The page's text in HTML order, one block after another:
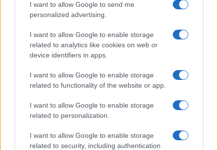
I want to allow Google to send me
personalized advertising.
I want to allow Google to enable storage
related to analytics like cookies on web or
device identifiers in apps.
I want to allow Google to enable storage
related to functionality of the website or app.
I want to allow Google to enable storage
related to personalization.
I want to allow Google to enable storage
related to security, including authentication
©2026 - rifaidate.it - p.iva 03338800984 Pubblicità